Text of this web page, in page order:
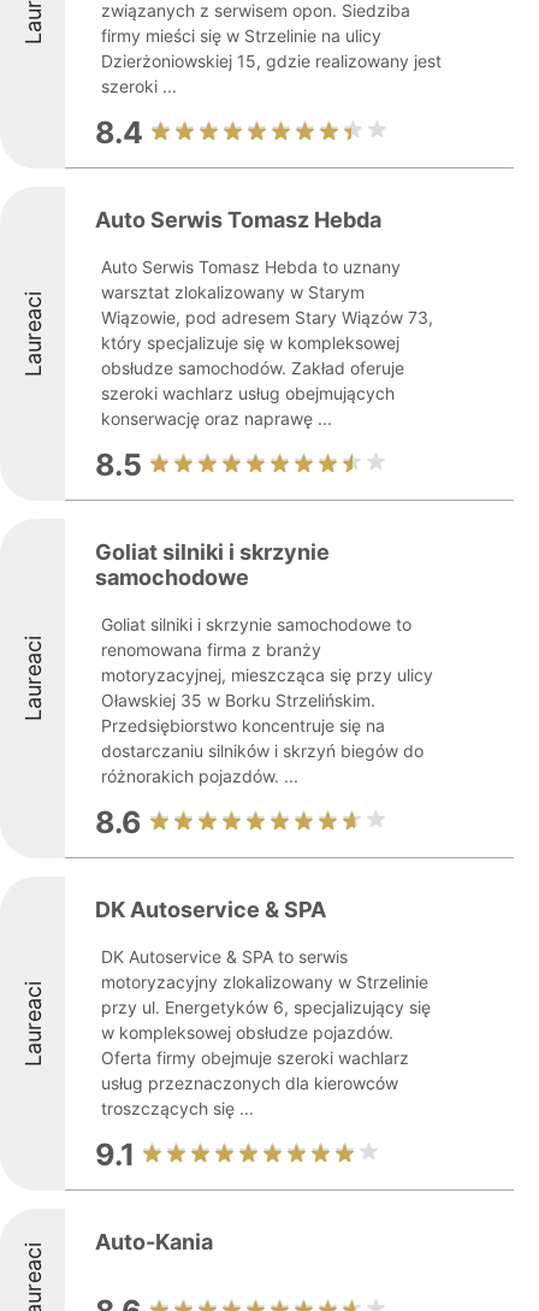
związanych z serwisem opon. Siedziba
firmy mieści się w Strzelinie na ulicy
Dzierżoniowskiej 15, gdzie realizowany jest
szeroki ...
8.4
Laureaci
Auto Serwis Tomasz Hebda
Auto Serwis Tomasz Hebda to uznany
warsztat zlokalizowany w Starym
Wiązowie, pod adresem Stary Wiązów 73,
który specjalizuje się w kompleksowej
obsłudze samochodów. Zakład oferuje
szeroki wachlarz usług obejmujących
konserwację oraz naprawę ...
8.5
Laureaci
Goliat silniki i skrzynie
samochodowe
Goliat silniki i skrzynie samochodowe to
renomowana firma z branży
motoryzacyjnej, mieszcząca się przy ulicy
Oławskiej 35 w Borku Strzelińskim.
Przedsiębiorstwo koncentruje się na
dostarczaniu silników i skrzyń biegów do
różnorakich pojazdów. ...
8.6
Laureaci
DK Autoservice & SPA
DK Autoservice & SPA to serwis
motoryzacyjny zlokalizowany w Strzelinie
przy ul. Energetyków 6, specjalizujący się
w kompleksowej obsłudze pojazdów.
Oferta firmy obejmuje szeroki wachlarz
usług przeznaczonych dla kierowców
troszczących się ...
9.1
Laureaci Auto-Kania